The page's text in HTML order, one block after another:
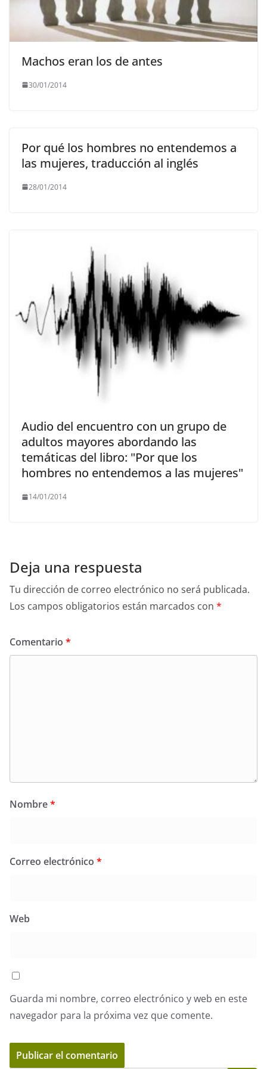
Machos eran los de antes
30/01/2014
Por qué los hombres no entendemos a
las mujeres, traducción al inglés
28/01/2014
Audio del encuentro con un grupo de
adultos mayores abordando las
temáticas del libro: "Por que los
hombres no entendemos a las mujeres"
14/01/2014
Deja una respuesta
Tu dirección de correo electrónico no será publicada.
Los campos obligatorios están marcados con *
Comentario *
Nombre*
Correo electrónico *
Web
Guarda mi nombre, correo electrónico y web en este
navegador para la próxima vez que comente.